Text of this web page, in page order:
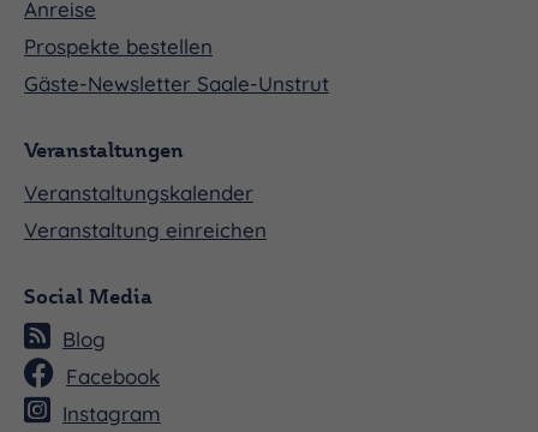
Anreise
Prospekte bestellen
Gäste-Newsletter Saale-Unstrut
Veranstaltungen
Veranstaltungskalender
Veranstaltung einreichen
Social Media
Blog
Facebook
Instagram